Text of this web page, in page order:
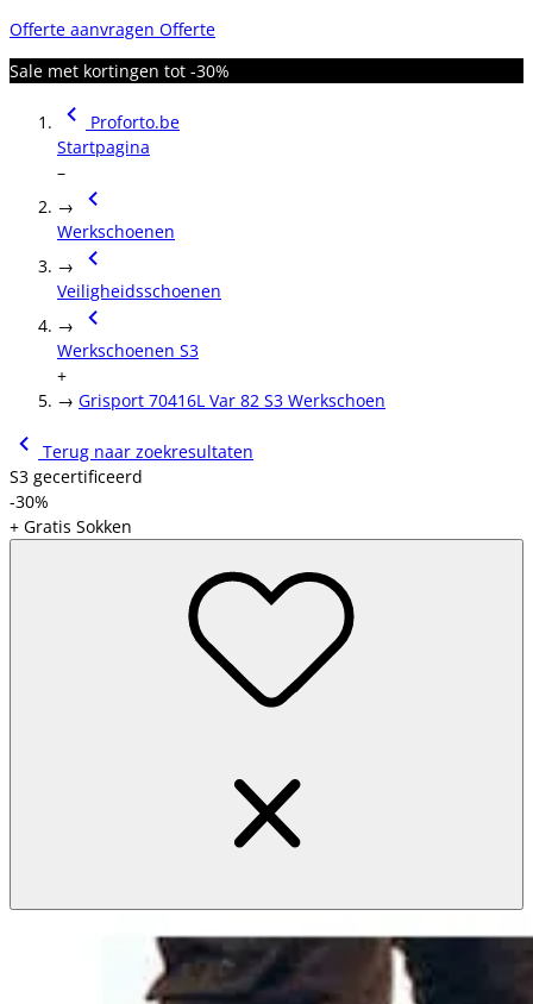
Offerte aanvragen Offerte
Sale met kortingen tot -30%
Proforto.be
Startpagina
–
→
Werkschoenen
→
Veiligheidsschoenen
→
Werkschoenen S3
+
→ Grisport 70416L Var 82 S3 Werkschoen
Terug naar zoekresultaten
S3 gecertificeerd
-30%
+ Gratis Sokken